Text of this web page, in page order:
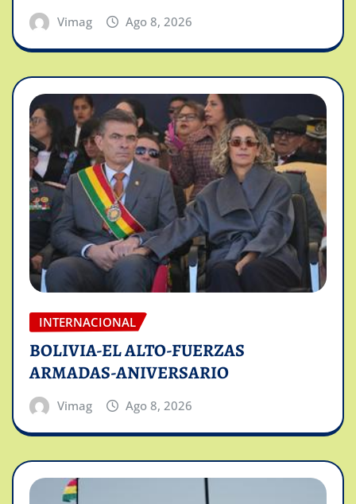
Vimag Ago 8, 2026
INTERNACIONAL
BOLIVIA-EL ALTO-FUERZAS
ARMADAS-ANIVERSARIO
Vimag Ago 8, 2026